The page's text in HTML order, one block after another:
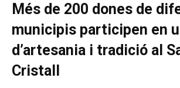
Més de 200 dones de
municipis participen en
d’artesania i tradició al
Cristall